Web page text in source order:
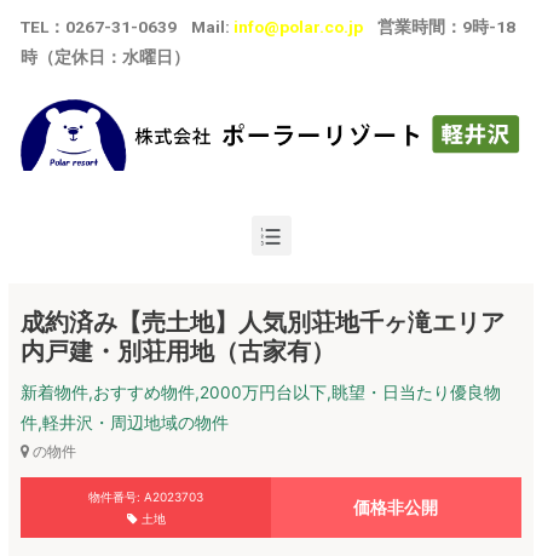
TEL ： 0267-31-0639 Mail: info@polar.co.jp
営業時間：9時-18
時（定休日：水曜日）
成約済み【売土地】人気別荘地千ヶ滝エリア
内戸建・別荘用地（古家有）
新着物件,おすすめ物件,2000万円台以下,眺望・日当たり優良物
件,軽井沢・周辺地域の物件
の物件
物件番号: A2023703
土地
価格非公開